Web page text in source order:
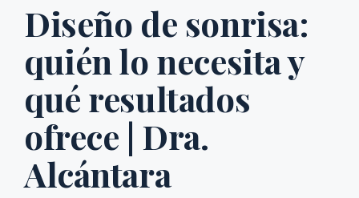
Diseño de sonrisa:
quién lo necesita y
qué resultados
ofrece | Dra.
Alcántara